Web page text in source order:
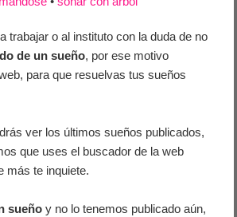
trabajar o al instituto con la duda de no
de un sueño, por ese motivo
para que resuelvas tus sueños
ver los últimos sueños publicados,
que uses el buscador de la web
más te inquiete.
sueño y no lo tenemos publicado aún,